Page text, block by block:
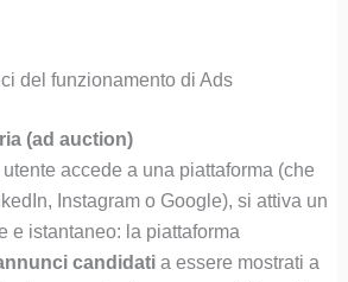
del funzionamento di Ads
(ad auction)
accede a una piattaforma (che
Instagram o Google), si attiva un
e istantaneo: la piattaforma
candidatia essere mostrati a